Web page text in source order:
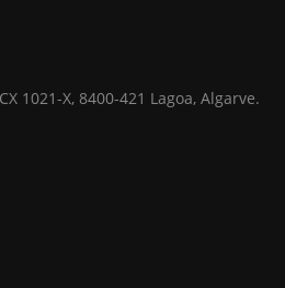
1021-X, 8400-421 Lagoa, Algarve.